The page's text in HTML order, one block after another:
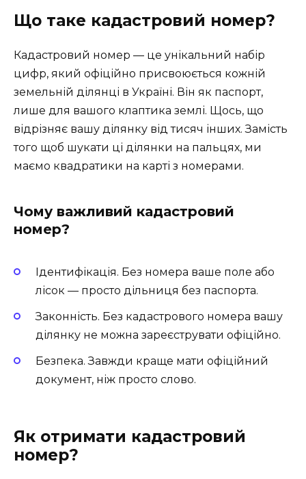
Що таке кадастровий номер?
Кадастровий номер — це унікальний набір
цифр, який офіційно присвоюється кожній
земельній ділянці в Україні. Він як паспорт,
лише для вашого клаптика землі. Щось, що
відрізняє вашу ділянку від тисяч інших. Замість
того щоб шукати ці ділянки на пальцях, ми
маємо квадратики на карті з номерами.
Чому важливий кадастровий
номер?
Ідентифікація. Без номера ваше поле або
лісок — просто дільниця без паспорта.
Законність. Без кадастрового номера вашу
ділянку не можна зареєструвати офіційно.
Безпека. Завжди краще мати офіційний
документ, ніж просто слово.
Як отримати кадастровий
номер?